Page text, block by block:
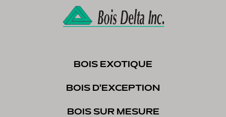
BOIS EXOTIQUE
BOIS D'EXCEPTION
BOIS SUR MESURE